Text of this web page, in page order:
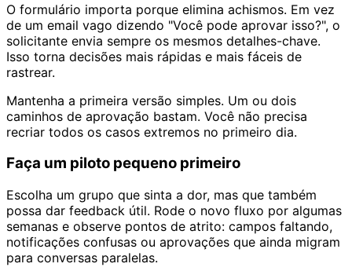
O formulário importa porque elimina achismos. Em vez
de um email vago dizendo "Você pode aprovar isso?", o
solicitante envia sempre os mesmos detalhes-chave.
Isso torna decisões mais rápidas e mais fáceis de
rastrear.
Mantenha a primeira versão simples. Um ou dois
caminhos de aprovação bastam. Você não precisa
recriar todos os casos extremos no primeiro dia.
Faça um piloto pequeno primeiro
Escolha um grupo que sinta a dor, mas que também
possa dar feedback útil. Rode o novo fluxo por algumas
semanas e observe pontos de atrito: campos faltando,
notificações confusas ou aprovações que ainda migram
para conversas paralelas.